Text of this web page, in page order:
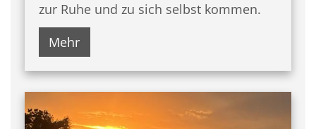
zur Ruhe und zu sich selbst kommen.
Mehr